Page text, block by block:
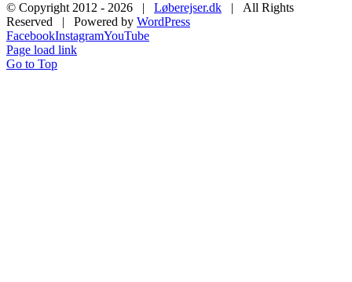
© Copyright 2012 - 2026 | Løberejser.dk | All Rights
Reserved | Powered by WordPress
FacebookInstagramYouTube
Page load link
Go to Top